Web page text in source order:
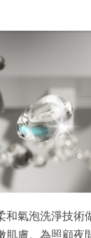
和氣泡洗淨技術
肌膚。為照顧夜